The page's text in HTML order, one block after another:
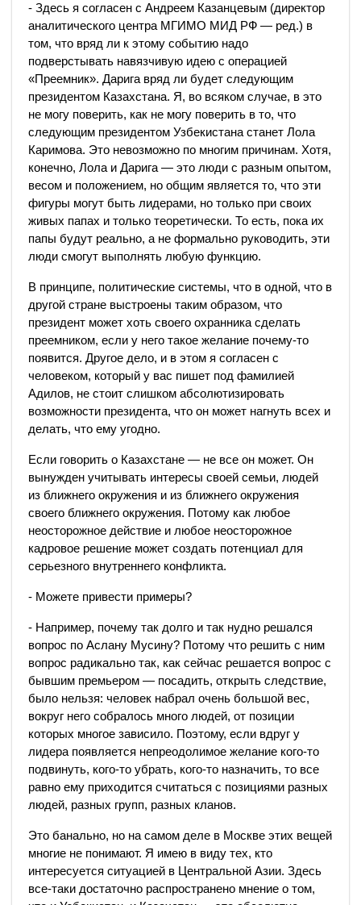
- Здесь я согласен с Андреем Казанцевым (директор
аналитического центра МГИМО МИД РФ — ред.) в
том, что вряд ли к этому событию надо
подверстывать навязчивую идею с операцией
«Преемник». Дарига вряд ли будет следующим
президентом Казахстана. Я, во всяком случае, в это
не могу поверить, как не могу поверить в то, что
следующим президентом Узбекистана станет Лола
Каримова. Это невозможно по многим причинам. Хотя,
конечно, Лола и Дарига — это люди с разным опытом,
весом и положением, но общим является то, что эти
фигуры могут быть лидерами, но только при своих
живых папах и только теоретически. То есть, пока их
папы будут реально, а не формально руководить, эти
люди смогут выполнять любую функцию.
В принципе, политические системы, что в одной, что в
другой стране выстроены таким образом, что
президент может хоть своего охранника сделать
преемником, если у него такое желание почему-то
появится. Другое дело, и в этом я согласен с
человеком, который у вас пишет под фамилией
Адилов, не стоит слишком абсолютизировать
возможности президента, что он может нагнуть всех и
делать, что ему угодно.
Если говорить о Казахстане — не все он может. Он
вынужден учитывать интересы своей семьи, людей
из ближнего окружения и из ближнего окружения
своего ближнего окружения. Потому как любое
неосторожное действие и любое неосторожное
кадровое решение может создать потенциал для
серьезного внутреннего конфликта.
- Можете привести примеры?
- Например, почему так долго и так нудно решался
вопрос по Аслану Мусину? Потому что решить с ним
вопрос радикально так, как сейчас решается вопрос с
бывшим премьером — посадить, открыть следствие,
было нельзя: человек набрал очень большой вес,
вокруг него собралось много людей, от позиции
которых многое зависило. Поэтому, если вдруг у
лидера появляется непреодолимое желание кого-то
подвинуть, кого-то убрать, кого-то назначить, то все
равно ему приходится считаться с позициями разных
людей, разных групп, разных кланов.
Это банально, но на самом деле в Москве этих вещей
многие не понимают. Я имею в виду тех, кто
интересуется ситуацией в Центральной Азии. Здесь
все-таки достаточно распространено мнение о том,